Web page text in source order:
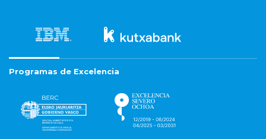
Programas de Excelencia